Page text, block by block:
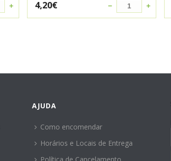
4,20€
AJUDA
Como encomendar
Horários e Locais de Entrega